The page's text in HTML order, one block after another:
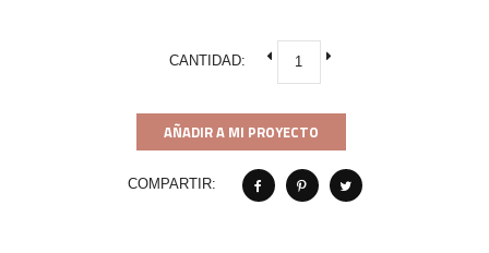
CANTIDAD:
AÑADIR A MI PROYECTO
COMPARTIR: